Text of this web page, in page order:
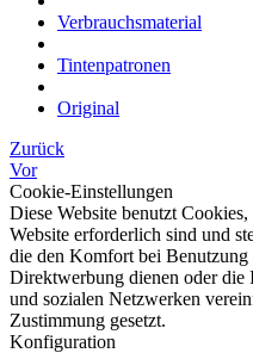
Verbrauchsmaterial
Tintenpatronen
Original
Zurück
Vor
Cookie-Einstellungen
Diese Website benutzt
Website erforderlich sind und
die den Komfort bei Benutzung
Direktwerbung dienen oder die
und sozialen Netzwerken
Zustimmung gesetzt.
Konfiguration